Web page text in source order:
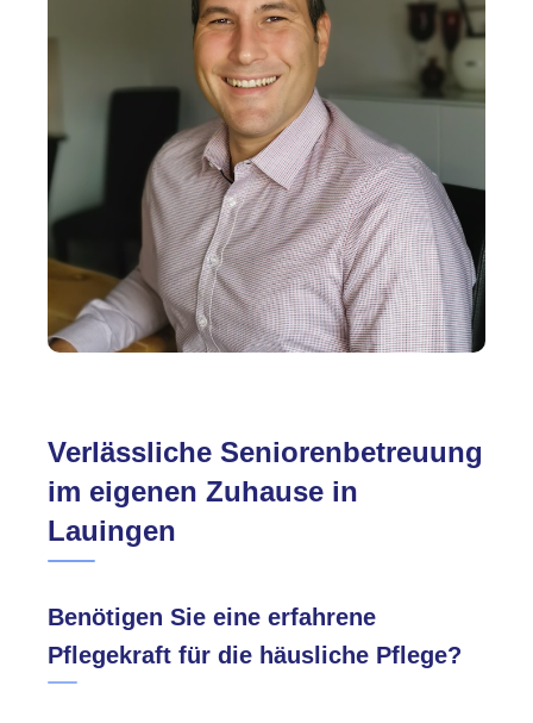
Verlässliche Seniorenbetreuung
im eigenen Zuhause in
Lauingen
Benötigen Sie eine erfahrene
Pflegekraft für die häusliche Pflege?